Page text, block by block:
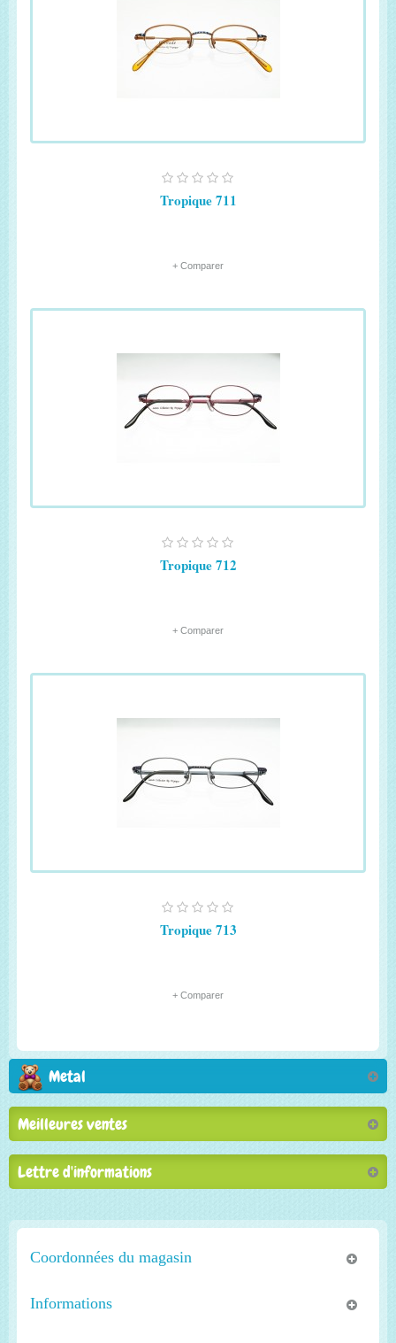
Tropique 711
+ Comparer
Tropique 712
+ Comparer
Tropique 713
+ Comparer
Metal
Meilleures ventes
Lettre d'informations
Coordonnées du magasin
Informations